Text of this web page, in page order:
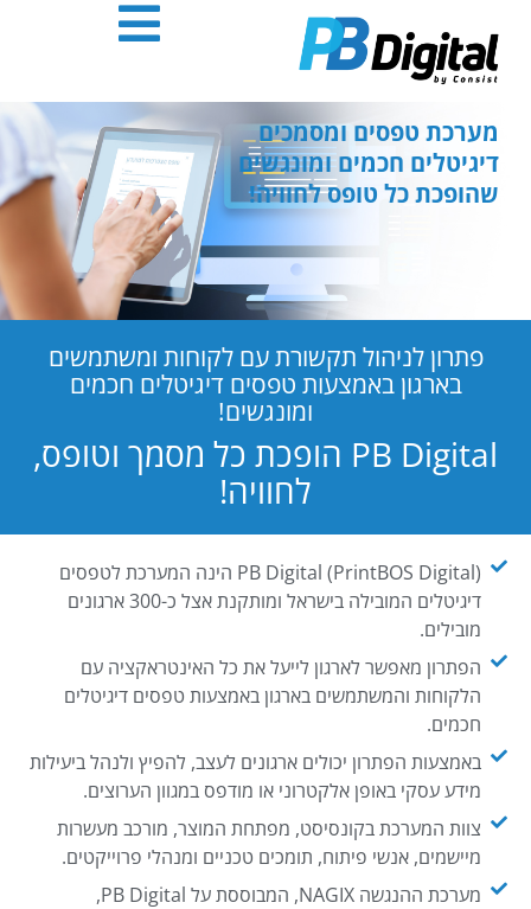
אנטר
מערכת טפסים ומסמכים
דיגיטלים חכמים ומונגשים
שהופכת כל טופס לחוויה!
פתרון לניהול תקשורת עם לקוחות ומשתמשים
בארגון באמצעות טפסים דיגיטלים חכמים
ומונגשים!
PB Digital הופכת כל מסמך וטופס,
לחוויה!
PB Digital (PrintBOS Digital) הינה המערכת לטפסים
דיגיטלים המובילה בישראל ומותקנת אצל כ-300 ארגונים
מובילים.
הפתרון מאפשר לארגון לייעל את כל האינטראקציה עם
הלקוחות והמשתמשים בארגון באמצעות טפסים דיגיטלים
חכמים.
באמצעות הפתרון יכולים ארגונים לעצב, להפיץ ולנהל ביעילות
מידע עסקי באופן אלקטרוני או מודפס במגוון הערוצים.
צוות המערכת בקונסיסט, מפתחת המוצר, מורכב מעשרות
מיישמים, אנשי פיתוח, תומכים טכניים ומנהלי פרוייקטים.
מערכת ההנגשה NAGIX, המבוססת על PB Digital,